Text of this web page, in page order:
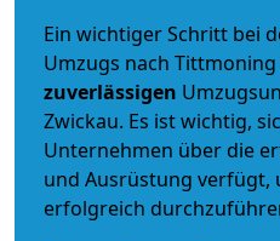
Ein wichtiger Schritt bei
Umzugs nach
zuverlässigen
Zwickau. Es ist wichtig,
Unternehmen über die
und Ausrüstung verfügt,
erfolgreich